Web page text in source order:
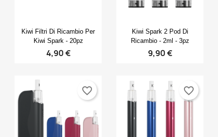
Anteprima
Kiwi Filtri Di Ricambio Per
Kiwi Spark - 20pz
4,90 €
 Anteprima
Kiwi Spark 2 Pod Di
Ricambio - 2ml - 3pz
9,90 €
favorite_border favorite_border